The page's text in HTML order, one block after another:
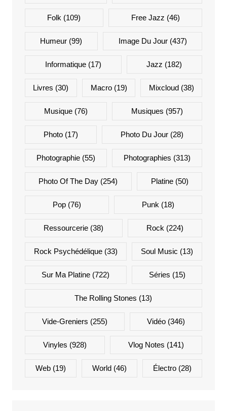
Folk (109) Free Jazz (46)
Humeur (99) Image Du Jour(437)
Informatique(17) Jazz (182)
Livres (30) Macro(19) Mixcloud(38)
Musique(76) Musiques (957)
Photo(17) Photo Du Jour (28)
Photographie(55) Photographies (313)
Photo Of The Day (254) Platine(50)
Pop(76) Punk (18)
Ressourcerie (38) Rock (224)
Rock Psychédélique(33) Soul Music (13)
Sur Ma Platine (722) Séries (15)
The Rolling Stones (13)
Vide-Greniers (255) Vidéo (346)
Vinyles (928) Vlog Notes (141)
Web(19) World (46) Électro (28)